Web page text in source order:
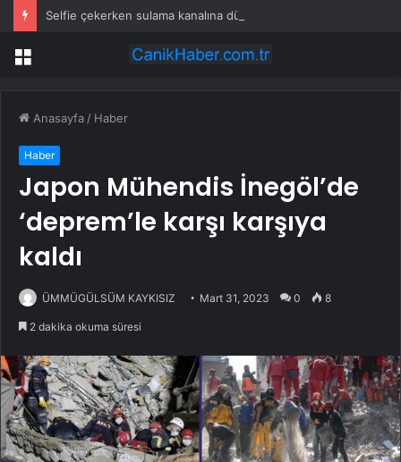
Selfie çekerken sulama kanalına düştü
Menü
Anasayfa / Haber
Haber
Japon Mühendis İnegöl’de
‘deprem’le karşı karşıya
kaldı
ÜMMÜGÜLSÜM KAYKISIZ Mart 31, 2023 0 8
2 dakika okuma süresi